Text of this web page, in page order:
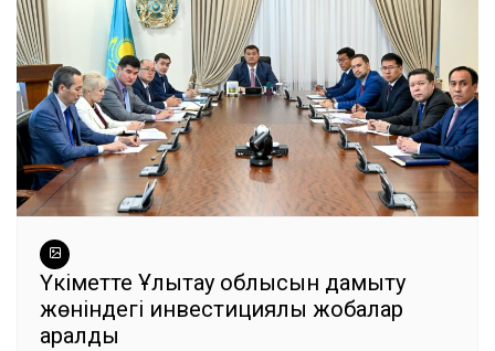
Үкіметте Ұлытау облысын дамыту
жөніндегі инвестициялық жобалар
қаралды